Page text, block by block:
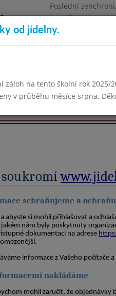
Poslední
Pondělí 3.8.2026
Omezení
od jídelny.
záloh na tento školní rok 2025/
v průběhu měsíce srpna.